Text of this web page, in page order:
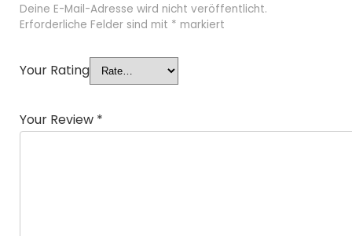
Deine E-Mail-Adresse wird nicht veröffentlicht.
Erforderliche Felder sind mit * markiert
Your Rating
Your Review *